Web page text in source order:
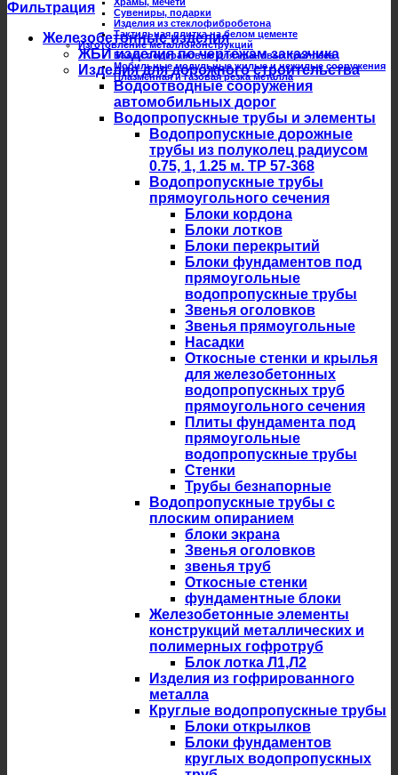
Сувениры, подарки
Изделия из стеклофибробетона
Тактильная плитка на белом цементе
Изготовление металлоконструкций
Балки подкрановые для крановых троллеев
Мобильные модульные жилые и нежилые сооружения
Плазменная и газовая резка металла
Фильтрация
Железобетонные изделия
ЖБИ изделия по чертежам заказчика
Изделия для дорожного строительства
Водоотводные сооружения
автомобильных дорог
Водопропускные трубы и элементы
Водопропускные дорожные
трубы из полуколец радиусом
0.75, 1, 1.25 м. ТР 57-368
Водопропускные трубы
прямоугольного сечения
Блоки кордона
Блоки лотков
Блоки перекрытий
Блоки фундаментов под
прямоугольные
водопропускные трубы
Звенья оголовков
Звенья прямоугольные
Насадки
Откосные стенки и крылья
для железобетонных
водопропускных труб
прямоугольного сечения
Плиты фундамента под
прямоугольные
водопропускные трубы
Стенки
Трубы безнапорные
Водопропускные трубы с
плоским опиранием
блоки экрана
Звенья оголовков
звенья труб
Откосные стенки
фундаментные блоки
Железобетонные элементы
конструкций металлических и
полимерных гофротруб
Блок лотка Л1,Л2
Изделия из гофрированного
металла
Круглые водопропускные трубы
Блоки открылков
Блоки фундаментов
круглых водопропускных